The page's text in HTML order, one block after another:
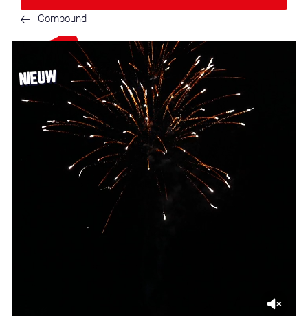
Compound
NIEUW